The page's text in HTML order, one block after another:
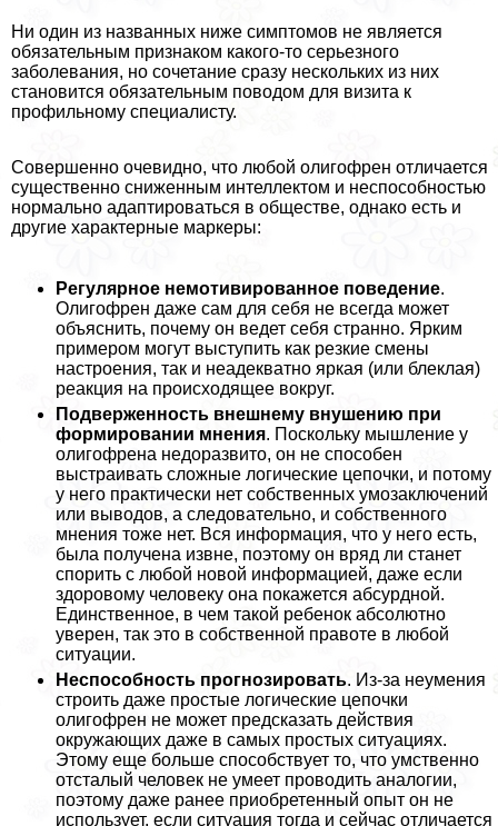
Ни один из названных ниже симптомов не является
обязательным признаком какого-то серьезного
заболевания, но сочетание сразу нескольких из них
становится обязательным поводом для визита к
профильному специалисту.
Совершенно очевидно, что любой олигофрен отличается
существенно сниженным интеллектом и неспособностью
нормально адаптироваться в обществе, однако есть и
другие хаpaктерные маркеры:
Регулярное немотивированное поведение.
Олигофрен даже сам для себя не всегда может
объяснить, почему он ведет себя странно. Ярким
примером могут выступить как резкие смены
настроения, так и неадекватно яркая (или блеклая)
реакция на происходящее вокруг.
Подверженность внешнему внушению при
формировании мнения. Поскольку мышление у
олигофрена недоразвито, он не способен
выстраивать сложные логические цепочки, и потому
у него пpaктически нет собственных умозаключений
или выводов, а следовательно, и собственного
мнения тоже нет. Вся информация, что у него есть,
была получена извне, поэтому он вряд ли станет
спорить с любой новой информацией, даже если
здоровому человеку она покажется абсурдной.
Единственное, в чем такой ребенок абсолютно
уверен, так это в собственной правоте в любой
ситуации.
Неспособность прогнозировать. Из-за неумения
строить даже простые логические цепочки
олигофрен не может предсказать действия
окружающих даже в самых простых ситуациях.
Этому еще больше способствует то, что умственно
отсталый человек не умеет проводить аналогии,
поэтому даже ранее приобретенный опыт он не
использует, если ситуация тогда и сейчас отличается